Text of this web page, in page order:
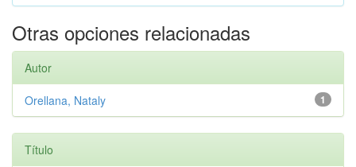
Otras opciones relacionadas
Autor
1
Orellana, Nataly
Título